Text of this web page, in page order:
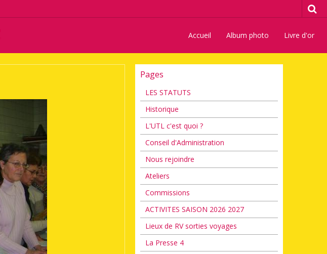
Accueil Album photo Livre d'or
Pages
LES STATUTS
Historique
L'UTL c'est quoi ?
Conseil d'Administration
Nous rejoindre
Ateliers
Commissions
ACTIVITES SAISON 2026 2027
Lieux de RV sorties voyages
La Presse 4